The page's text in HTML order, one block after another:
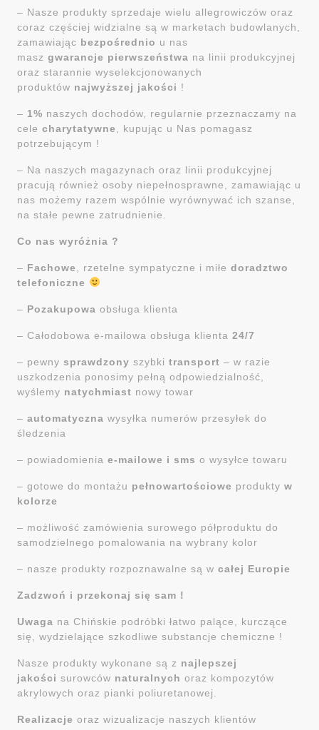
– Nasze produkty sprzedaje wielu allegrowiczów oraz
coraz częściej widzialne są w marketach budowlanych,
zamawiając bezpośrednio u nas
masz gwarancje pierwszeństwa na linii produkcyjnej
oraz starannie wyselekcjonowanych
produktów najwyższej jakości !
– 1% naszych dochodów, regularnie przeznaczamy na
cele charytatywne
, kupując u Nas pomagasz
potrzebującym !
– Na naszych magazynach oraz linii produkcyjnej
pracują również osoby niepełnosprawne, zamawiając u
nas możemy razem wspólnie wyrównywać ich szanse,
na stałe pewne zatrudnienie.
Co nas wyróżnia ?
– Fachowe , rzetelne sympatyczne i miłe doradztwo
telefoniczne
– Pozakupowa obsługa klienta
– Całodobowa e-mailowa obsługa klienta 24/7
– pewny sprawdzony szybki transport – w razie
uszkodzenia ponosimy pełną odpowiedzialność,
wyślemy natychmiast nowy towar
– automatyczna wysyłka numerów przesyłek do
śledzenia
– powiadomienia e-mailowe i sms o wysyłce towaru
– gotowe do montażu pełnowartościowe produkty w
kolorze
– możliwość zamówienia surowego półproduktu do
samodzielnego pomalowania na wybrany kolor
– nasze produkty rozpoznawalne są w całej Europie
Zadzwoń i przekonaj się sam !
Uwaga na Chińskie podróbki łatwo palące, kurczące
się, wydzielające szkodliwe substancje chemiczne !
Nasze produkty wykonane są z najlepszej
jakości surowców naturalnych oraz kompozytów
akrylowych oraz pianki poliuretanowej.
Realizacje oraz wizualizacje naszych klientów